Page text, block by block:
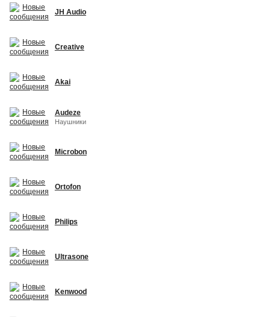
JH Audio
Creative
Akai
Audeze
Наушники
Microbon
Ortofon
Philips
Ultrasone
Kenwood